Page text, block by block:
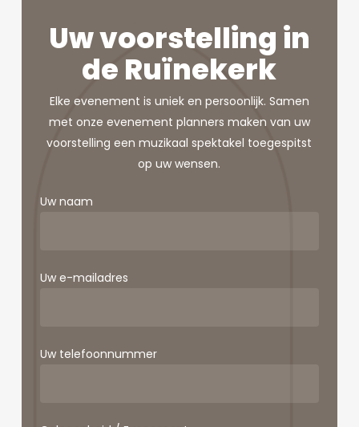
Uw voorstelling in
de Ruïnekerk
Elke evenement is uniek en persoonlijk. Samen
met onze evenement planners maken van uw
voorstelling een muzikaal spektakel toegespitst
op uw wensen.
Uw naam
Uw e-mailadres
Uw telefoonnummer